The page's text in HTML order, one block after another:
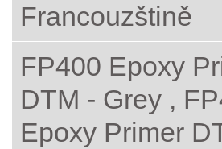
Francouzštině
FP400 Epoxy
DTM - Grey ,
Epoxy Primer